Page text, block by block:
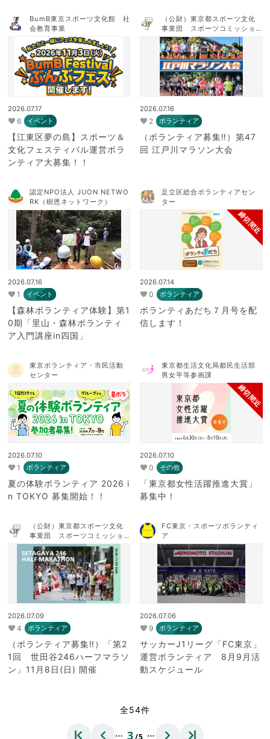
BumB東京スポーツ文化館 社
会教育事業
2026.07.17
6 イベント
【江東区夢の島】スポーツ＆
文化フェスティバル運営ボラ
ンティア大募集！！
（公財）東京都スポーツ文化
事業団 スポーツコミッショ
ンTOKYO
2026.07.16
2 ボランティア
（ボランティア募集‼）第47
回 江戸川マラソン大会
認定NPO法人 JUON NETWO
RK（樹恩ネットワーク）
2026.07.16
1 イベント
【森林ボランティア体験】第1
0期「里山・森林ボランティ
ア入門講座in四国」
足立区総合ボランティアセン
ター
締切間近
2026.07.14
0 ボランティア
ボランティあだち７月号を配
信します！
東京ボランティア・市民活動
センター
2026.07.10
1 ボランティア
夏の体験ボランティア 2026 i
n TOKYO 募集開始！！
東京都生活文化局都民生活部
男女平等参画課
締切間近
2026.07.10
0 その他
「東京都女性活躍推進大賞」
募集中！
（公財）東京都スポーツ文化
事業団 スポーツコミッショ
ンTOKYO
2026.07.09
4 ボランティア
（ボランティア募集‼）「第2
1回 世田谷246ハーフマラソ
ン」11月8日(日) 開催
FC東京・スポーツボランティ
ア
2026.07.06
9 ボランティア
サッカーJ1リーグ「FC東京」
運営ボランティア 8月9月活
動スケジュール
全54件
… 3/5 …